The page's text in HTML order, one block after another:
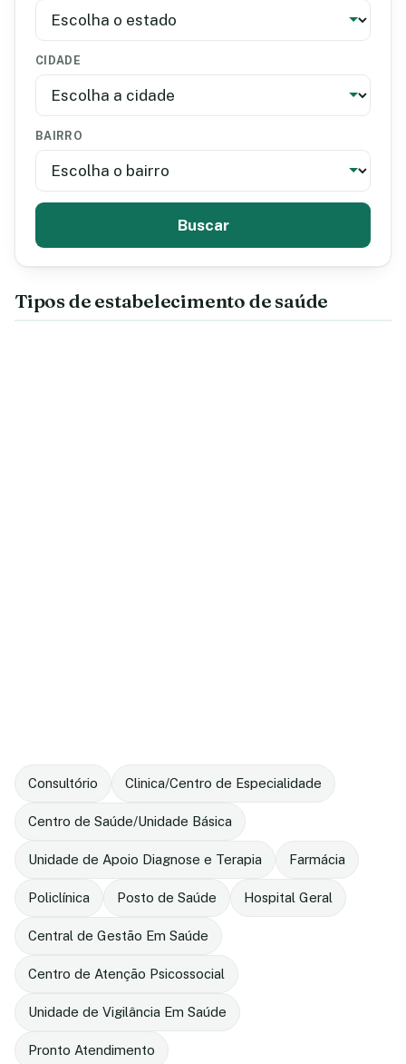
CIDADE
BAIRRO
Buscar
Tipos de estabelecimento de saúde
Consultório Clinica/Centro de Especialidade
Centro de Saúde/Unidade Básica
Unidade de Apoio Diagnose e Terapia Farmácia
Policlínica Posto de Saúde Hospital Geral
Central de Gestão Em Saúde
Centro de Atenção Psicossocial
Unidade de Vigilância Em Saúde
Pronto Atendimento